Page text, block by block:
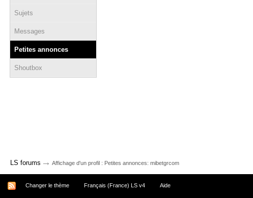
Sujets
Messages
Petites annonces
Shoutbox
LS forums → Affichage d'un profil : Petites annonces: mibetgrcom
Changer le thème Français (France) LS v4 Aide